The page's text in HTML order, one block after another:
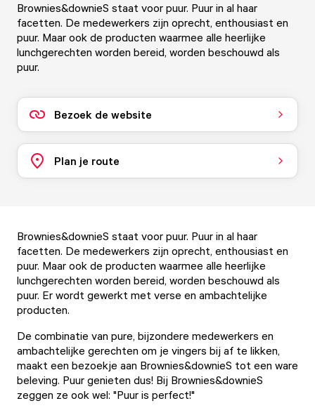
Brownies&downieS staat voor puur. Puur in al haar
facetten. De medewerkers zijn oprecht, enthousiast en
puur. Maar ook de producten waarmee alle heerlijke
lunchgerechten worden bereid, worden beschouwd als
puur.
Bezoek de website
Plan je route
Brownies&downieS staat voor puur. Puur in al haar
facetten. De medewerkers zijn oprecht, enthousiast en
puur. Maar ook de producten waarmee alle heerlijke
lunchgerechten worden bereid, worden beschouwd als
puur. Er wordt gewerkt met verse en ambachtelijke
producten.
De combinatie van pure, bijzondere medewerkers en
ambachtelijke gerechten om je vingers bij af te likken,
maakt een bezoekje aan Brownies&downieS tot een ware
beleving. Puur genieten dus! Bij Brownies&downieS
zeggen ze ook wel: "Puur is perfect!"